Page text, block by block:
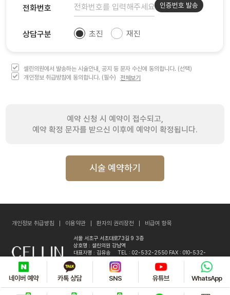
전화번호 인증번호 발송
상담구분 초진 재진
셀린의원에서 발송하는 시술안내, 공지 등 문자 수신에 동의합니다. (선택)
개인정보 취급방침에 동의합니다. (필수)
전체보기
예약 신청 시 예약이 접수되고,
예약 확정 문자를 받으신 이후에 예약이 확정됩니다.
시술 예약하기
개인정보 취급방침 이용약관 환자의 권리장전 비급여 항목
서울 서초구 서초대로73길 9 3층
상호명 : 셀린의원 강남역
대표자명 : 김유송
TEL : 02-532-2550 FAX : 010-532-
사업자등록번호 : 118-07-18358
COPYRIGHT© 강남역. ALL RIGHTS RESERVED.
네이버 예약 카톡 상담 SNS 유튜브 WhatsApp